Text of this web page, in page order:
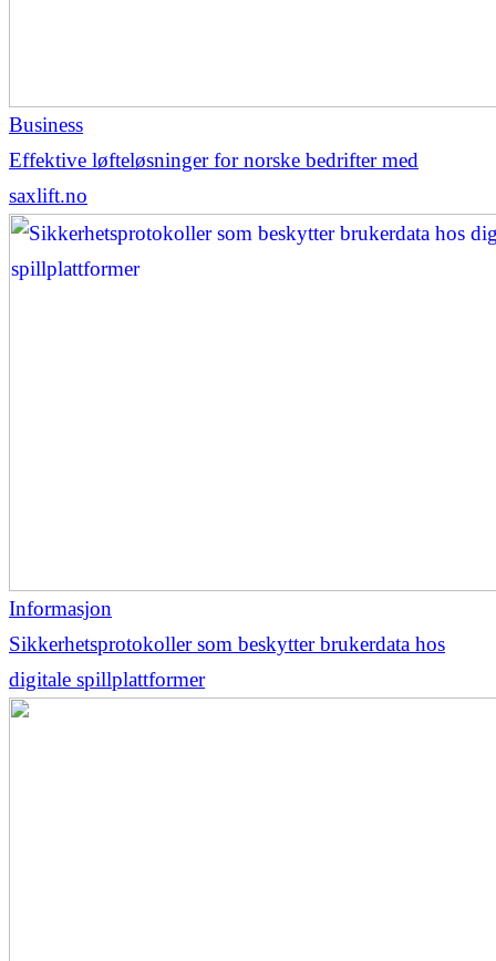
Business
Effektive løfteløsninger for norske bedrifter med
saxlift.no
Informasjon
Sikkerhetsprotokoller som beskytter brukerdata hos
digitale spillplattformer